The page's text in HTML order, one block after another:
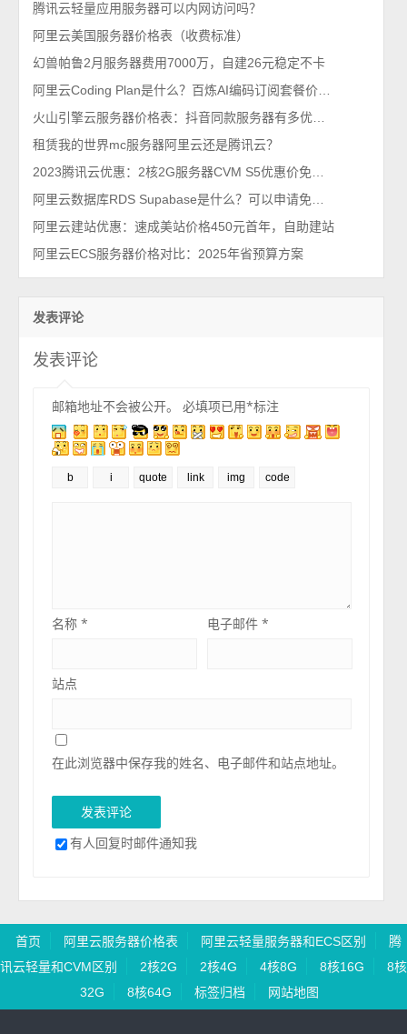
腾讯云轻量应用服务器可以内网访问吗？
阿里云美国服务器价格表（收费标准）
幻兽帕鲁2月服务器费用7000万，自建26元稳定不卡
租赁我的世界mc服务器阿里云还是腾讯云？
阿里云建站优惠：速成美站价格450元首年，自助建站
阿里云ECS服务器价格对比：2025年省预算方案
发表评论
发表评论
邮箱地址不会被公开。 必填项已用*标注
名称* 电子邮件*
站点
在此浏览器中保存我的姓名、电子邮件和站点地址。
有人回复时邮件通知我
首页 阿里云服务器价格表 阿里云轻量服务器和ECS区别
腾
讯云轻量和CVM区别
2核2G 2核4G 4核8G 8核16G
8核
32G
8核64G 标签归档 网站地图